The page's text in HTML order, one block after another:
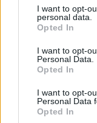
I want to opt-
personal data.
Opted In
I want to opt-
Personal Data.
Opted In
I want to opt-
Personal Data
Opted In
feelings”
ότι εκείνος
και εξήγησε ότι
γενική διεύθυνση.